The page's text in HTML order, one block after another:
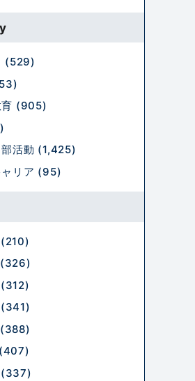
(529)
育 (905)
活動 (1,425)
ャリア (95)